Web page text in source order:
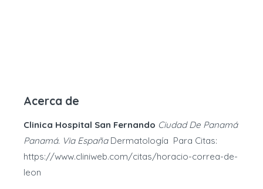
Acerca de
Clinica Hospital San Fernando Ciudad De Panamá
Panamá. Via EspañaDermatología Para Citas:
https://www.cliniweb.com/citas/horacio-correa-de-
leon